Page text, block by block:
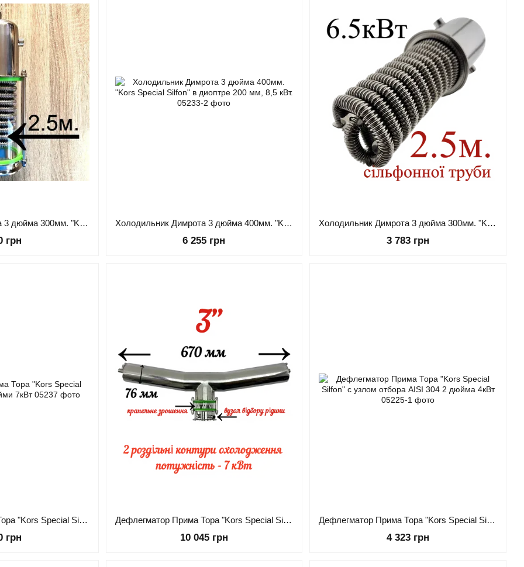
Холодильник Димрота 3 дюйма 300мм. "Kors Special Silfon" в диоптре 150 мм, 6,5 кВт.
грн
Холодильник Димрота 3 дюйма 400мм. "Kors Special Silfon" в диоптре 200 мм, 8,5 кВт.
6 255 грн
Холодильник Димрота 3 дюйма 300мм. "Kors Special Silfon" 6,5 кВт (каркас)
3 783 грн
Дефлегматор Прима Тора "Kors Special Silfon" AISI 304 3 дюйми 7кВт
грн
Дефлегматор Прима Тора "Kors Special Silfon" с узлом отбора AISI 304 3 дюйма 7кВт
10 045 грн
Дефлегматор Прима Тора "Kors Special Silfon" с узлом отбора AISI 304 2 дюйма 4кВт
4 323 грн